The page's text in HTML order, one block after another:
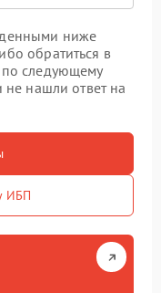
ниже
обратиться в
по следующему
не нашли ответ на
ИБП